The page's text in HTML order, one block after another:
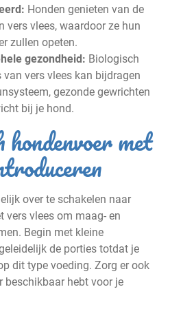
Honden genieten van de
vers vlees, waardoor ze hun
zullen opeten.
gezondheid: Biologisch
vers vlees kan bijdragen
gezonde gewrichten
bij je hond.
met
over te schakelen naar
vers vlees om maag- en
Begin met kleine
de porties totdat je
dit type voeding. Zorg er ook
beschikbaar hebt voor je